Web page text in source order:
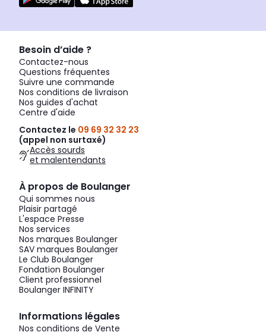
Besoin d’aide ?
Contactez-nous
Questions fréquentes
Suivre une commande
Nos conditions de livraison
Nos guides d'achat
Centre d'aide
Contactez le 09 69 32 32 23
(appel non surtaxé)
Accès sourds
et malentendants
À propos de Boulanger
Qui sommes nous
Plaisir partagé
L'espace Presse
Nos services
Nos marques Boulanger
SAV marques Boulanger
Le Club Boulanger
Fondation Boulanger
Client professionnel
Boulanger INFINITY
Informations légales
Nos conditions de Vente